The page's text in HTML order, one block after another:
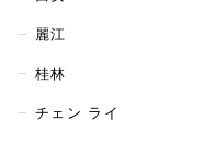
麗江
桂林
チェン ライ